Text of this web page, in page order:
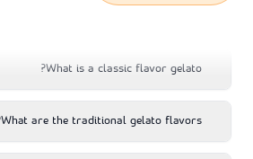
What is a classic flavor gelato?
What are the traditional gelato flavors?